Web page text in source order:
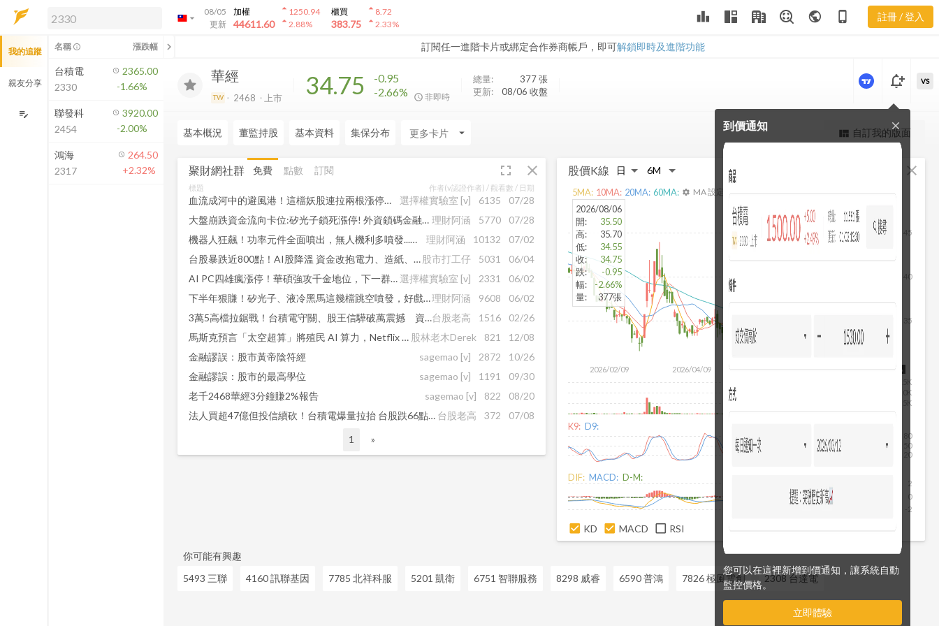
arrow_drop_down
08/05
更新
加權
44611.60
arrow_drop_up1250.94
arrow_drop_up2.88%
櫃買
383.75
arrow_drop_up8.72
arrow_drop_up2.33% leaderboard public phone_iphone 註冊 / 登入
訂閱任一進階卡片或綁定合作券商帳戶，即可解鎖即時及進階功能
解鎖即時行情及進階功能
方案」，即可解鎖以下功能：
即時行情
即時市況與排行
成交金額熱力圖
前往方案訂閱
如何綁定合作券商
社群
華經
TW 2468 上市 34.75
-0.95
-2.66%
非即時
總量: 377張
更新:
08/06 收盤
更強大的進階價量圖表
notification_add
到價通知
您可以在這裡新增到價通知，讓系統自動
監控價格。
立即體驗
close
VS
基本概況 董監持股 基本資料 集保分布 arrow_drop_down view_quilt 自訂我的版面
聚財網社群 fullscreen close
免費 點數 訂閱
標題 作者(v認證作者) / 觀看數 / 日期
血流成河中的避風港！這檔妖股連拉兩根漲停，短線高勝率聖品！ 選擇權實驗室 [v] 6135
07/28
大盤崩跌資金流向卡位:矽光子鎖死漲停! 外資鎖碼金融/鋼鐵，油價重挫受惠股出列 理財阿涵 5770
07/28
機器人狂飆！功率元件全面噴出，無人機利多噴發...主力瘋搶這幾檔
理財阿涵 10132
07/02
台股暴跌近800點！AI股降溫 資金改抱電力、造紙、化工、資服 股市打工仔 5031
06/04
AI PC四雄瘋漲停！華碩強攻千金地位，下一群噴發神股曝光 選擇權實驗室 [v] 2331
06/02
下半年狠賺！矽光子、液冷黑馬這幾檔跳空噴發，好戲上場理財阿涵 9608
06/02
3萬5高檔拉鋸戰！台積電守關、股王信驊破萬震撼 資服與光通訊逆勢點火台股老高 1516
02/26
馬斯克預言「太空超算」將殖民 AI 算力，Netflix 史詩級收購華納兄弟， 川普政府「高度疑慮」 股林老木Derek 821
12/08
金融謬誤：股市黃帝陰符經
sagemao [v] 2872
10/26
金融謬誤：股市的最高學位
sagemao [v] 1191
09/30
老千2468華經3分鐘賺2%報告
sagemao [v] 822
08/20
法人買超47億但投信續砍！台積電爆量拉抬 台股跌66點驚險收腳 台股老高 372 07/08
1 »
股價K線 close
2026/02/09 2026/04/09
35
40
45
2026/08/06
5K
10K
15K
2026/08/06
開:
35.50
高:
35.70
低:
34.55
收:
34.75
跌:
-0.95
幅:
-2.66%
量: 377張
5MA: 10MA: 20MA: 60MA: settings MA 設定
K9: D9:
20
50
80
DIF: MACD: D-M:
-2
0
2
KD MACD RSI
你可能有興趣
5493 三聯
4160 訊聯基因 7785 北祥科服 5201 凱衛 6751 智聯服務 8298 威睿 6590 普鴻 7826 極風雲創 2308 台達電
我的追蹤
親友分享
edit_note
名稱 info_outline 漲跌幅 chevron_left
台積電
2330
2365.00
-1.66%
聯發科
2454
3920.00
-2.00%
鴻海
2317
264.50
+2.32%